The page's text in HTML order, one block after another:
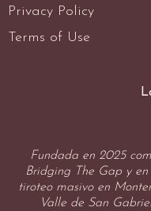
Privacy Policy
Terms of Use
Fundada en 2025
Bridging The Gap y
tiroteo masivo en
Valle de San